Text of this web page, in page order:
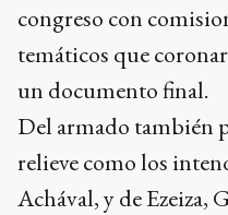
congreso con
temáticos que
un documento final.
Del armado también
relieve como los
Achával, y de Ezeiza,